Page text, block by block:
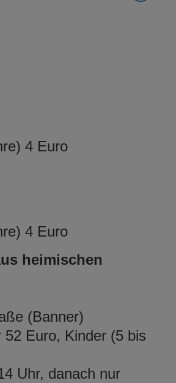
4 Euro
4 Euro
heimischen
(Banner)
Euro, Kinder (5 bis
Uhr, danach nur